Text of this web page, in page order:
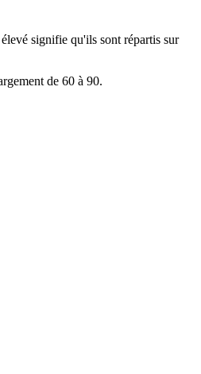
signifie qu'ils sont répartis sur
de 60 à 90.